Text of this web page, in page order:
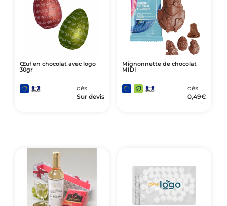
Œuf en chocolat avec logo
30gr
dès
Sur devis
Mignonnette de chocolat
MIDI
dès
0,49€